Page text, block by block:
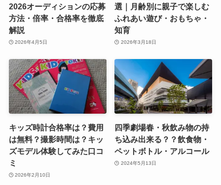
2026オーディションの応募
方法・倍率・合格率を徹底
解説
2026年4月5日
選｜月齢別に親子で楽しむ
ふれあい遊び・おもちゃ・
知育
2026年3月18日
キッズ時計合格率は？費用
は無料？撮影時間は？キッ
ズモデル体験してみた口コ
ミ
2026年2月10日
四季劇場春・秋飲み物の持
ち込み出来る？？飲食物・
ペットボトル・アルコール
2024年5月13日